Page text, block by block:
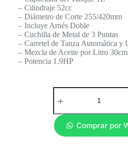
– Cilindraje 52cc
– Diámetro de Corte 255/420mm
– Incluye Arnés Doble
– Cuchilla de Metal de 3 Puntas
– Carretel de Tanza Automática y
– Mezcla de Aceite por Litro
– Potencia 1.9HP
Comprar por